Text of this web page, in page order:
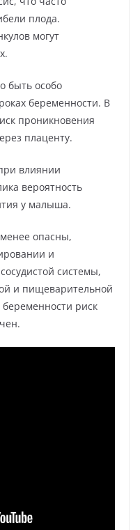
плода.
могут
быть особо
беременности. В
проникновения
плаценту.
влиянии
вероятность
у малыша.
опасны,
и
системы,
и пищеварительной
беременности риск